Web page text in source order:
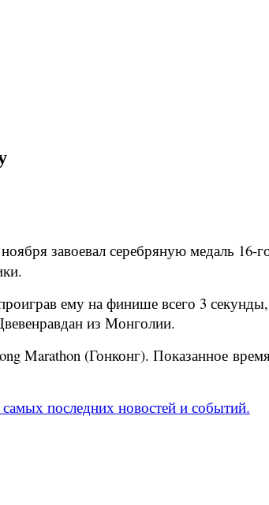
завоевал серебряную медаль 16-
ему на финише всего 3
из Монголии.
Marathon (Гонконг). Показанное
последних новостей и событий.